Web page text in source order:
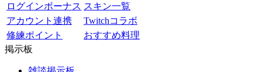
ログインボーナス スキン一覧
アカウント連携
Twitchコラボ
修練ポイント
おすすめ料理
掲示板